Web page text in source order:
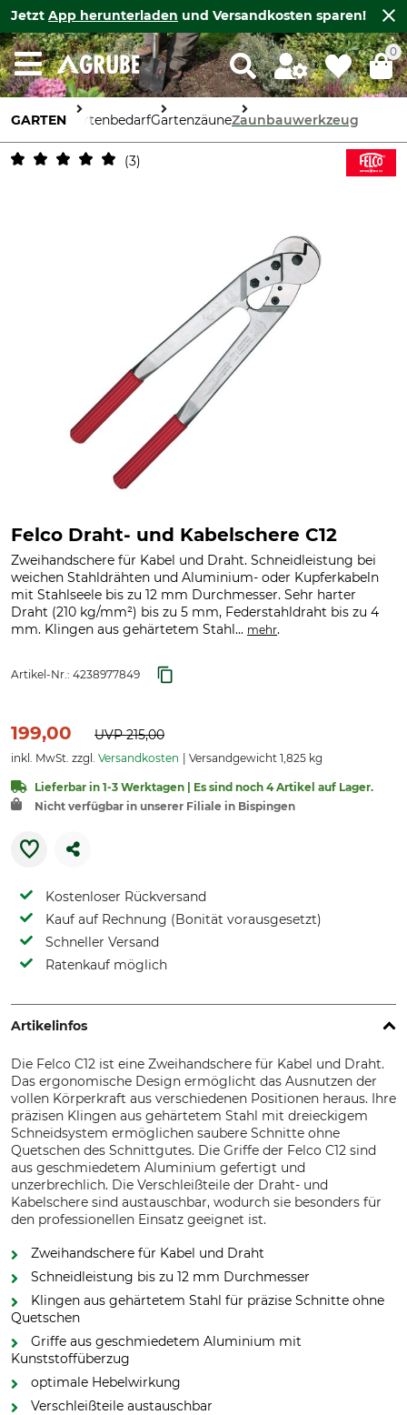
Jetzt App herunterladen und Versandkosten sparen!
0
GARTEN GartenbedarfGartenzäuneZaunbauwerkzeug
3
Felco Draht- und Kabelschere C12
Zweihandschere für Kabel und Draht. Schneidleistung bei
weichen Stahldrähten und Aluminium- oder Kupferkabeln
mit Stahlseele bis zu 12 mm Durchmesser. Sehr harter
Draht (210 kg/mm²) bis zu 5 mm, Federstahldraht bis zu 4
mm. Klingen aus gehärtetem Stahl... mehr.
Artikel-Nr.: 4238977849
199,00 UVP215,00
inkl. MwSt. zzgl. Versandkosten Versandgewicht 1,825 kg
Lieferbar in 1-3 Werktagen | Es sind noch 4 Artikel auf Lager.
Nicht verfügbar in unserer Filiale in Bispingen
Kostenloser Rückversand
Kauf auf Rechnung (Bonität vorausgesetzt)
Schneller Versand
Ratenkauf möglich
Artikelinfos
Die Felco C12 ist eine Zweihandschere für Kabel und Draht.
Das ergonomische Design ermöglicht das Ausnutzen der
vollen Körperkraft aus verschiedenen Positionen heraus. Ihre
präzisen Klingen aus gehärtetem Stahl mit dreieckigem
Schneidsystem ermöglichen saubere Schnitte ohne
Quetschen des Schnittgutes. Die Griffe der Felco C12 sind
aus geschmiedetem Aluminium gefertigt und
unzerbrechlich. Die Verschleißteile der Draht- und
Kabelschere sind austauschbar, wodurch sie besonders für
den professionellen Einsatz geeignet ist.
Zweihandschere für Kabel und Draht
Schneidleistung bis zu 12 mm Durchmesser
Klingen aus gehärtetem Stahl für präzise Schnitte ohne
Quetschen
Griffe aus geschmiedetem Aluminium mit
Kunststoffüberzug
optimale Hebelwirkung
Verschleißteile austauschbar